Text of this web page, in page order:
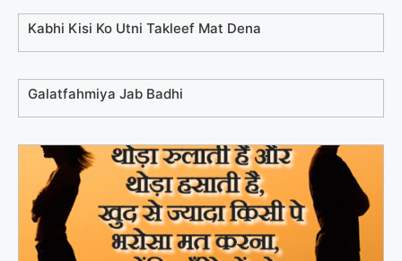
Kabhi Kisi Ko Utni Takleef Mat Dena
Galatfahmiya Jab Badhi